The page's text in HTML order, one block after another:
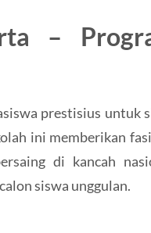
–
prestisius untuk
ini memberikan
di kancah
siswa unggulan.